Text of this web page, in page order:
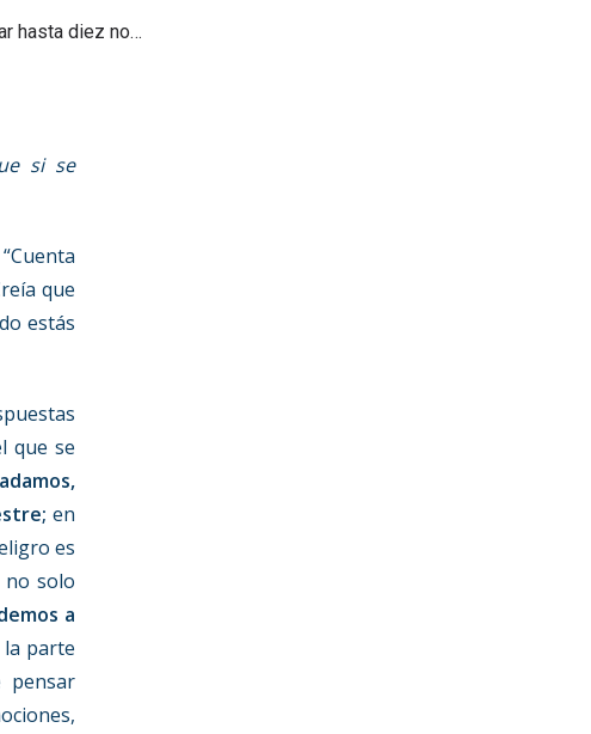
hasta diez no…
si se
que
estás
que se
en
es
no solo
a
parte
pensar